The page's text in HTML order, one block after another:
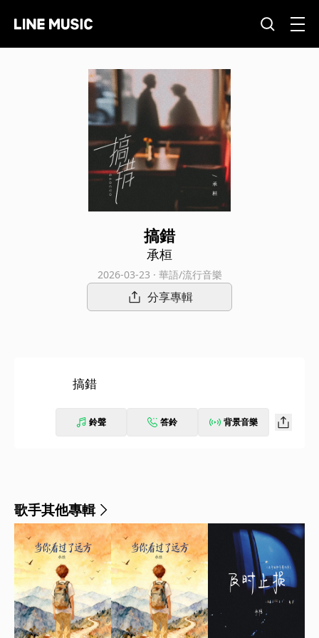
搞錯
承桓
2026-03-23 · 華語/流行音樂
分享專輯
搞錯
鈴聲 答鈴 背景音樂
歌手其他專輯